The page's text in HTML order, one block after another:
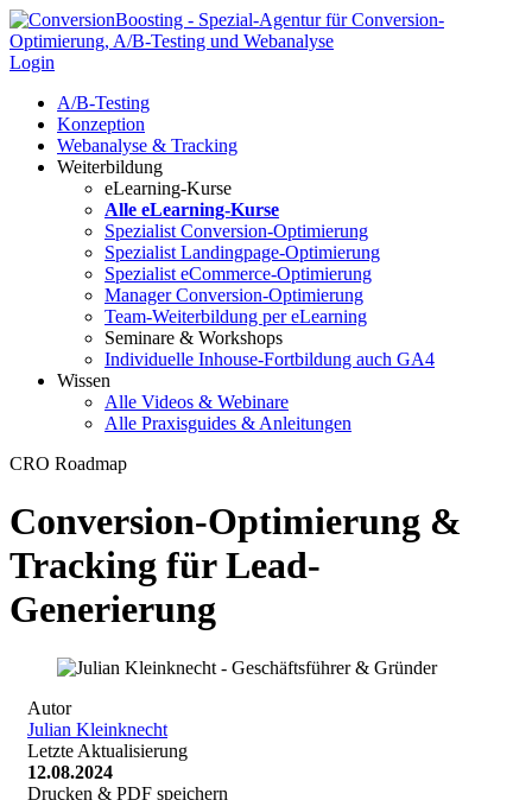
Login
A/B-Testing
Konzeption
Webanalyse & Tracking
Weiterbildung
eLearning-Kurse
Alle eLearning-Kurse
Spezialist Conversion-Optimierung
Spezialist Landingpage-Optimierung
Spezialist eCommerce-Optimierung
Manager Conversion-Optimierung
Team-Weiterbildung per eLearning
Seminare & Workshops
Individuelle Inhouse-Fortbildung auch GA4
Wissen
Alle Videos & Webinare
Alle Praxisguides & Anleitungen
CRO Roadmap
Conversion-Optimierung &
Tracking für Lead-
Generierung
Autor
Julian Kleinknecht
Letzte Aktualisierung
12.08.2024
Drucken & PDF speichern